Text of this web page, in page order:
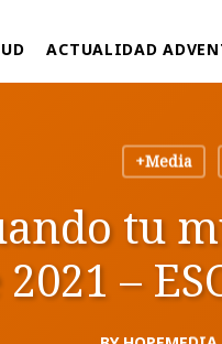
ACTUALIDAD
+Media
tu
–